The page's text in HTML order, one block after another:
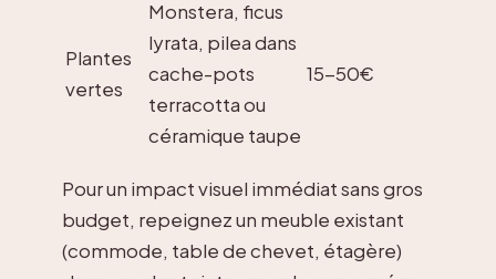
Plantes
vertes
Monstera, ficus
lyrata, pilea dans
cache-pots
terracotta ou
céramique taupe
15-50€
Pour un impact visuel immédiat sans gros
budget, repeignez un meuble existant
(commode, table de chevet, étagère)